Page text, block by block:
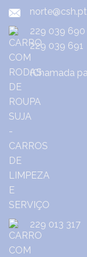
norte@csh.pt
229 039 690
229 039 691
(Chamada
229 013 317